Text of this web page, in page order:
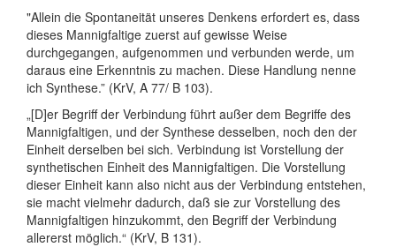
"Allein die Spontaneität unseres Denkens erfordert es, dass
dieses Mannigfaltige zuerst auf gewisse Weise
durchgegangen, aufgenommen und verbunden werde, um
daraus eine Erkenntnis zu machen. Diese Handlung nenne
ich Synthese.” (KrV, A 77/ B 103).
„[D]er Begriff der Verbindung führt außer dem Begriffe des
Mannigfaltigen, und der Synthese desselben, noch den der
Einheit derselben bei sich. Verbindung ist Vorstellung der
synthetischen Einheit des Mannigfaltigen. Die Vorstellung
dieser Einheit kann also nicht aus der Verbindung entstehen,
sie macht vielmehr dadurch, daß sie zur Vorstellung des
Mannigfaltigen hinzukommt, den Begriff der Verbindung
allererst möglich.“ (KrV, B 131).